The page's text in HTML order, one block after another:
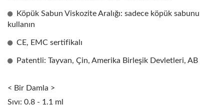
Köpük Sabun Viskozite Aralığı: sadece köpük sabunu
kullanın
CE, EMC sertifikalı
Patentli: Tayvan, Çin, Amerika Birleşik Devletleri, AB
< Bir Damla >
Sıvı: 0.8 - 1.1 ml